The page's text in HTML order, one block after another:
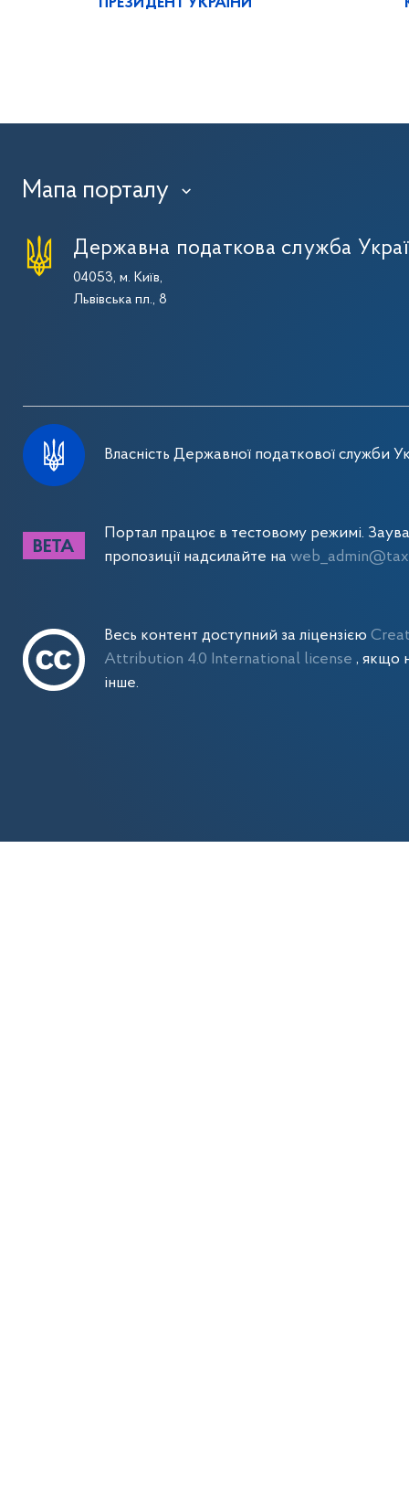
ПРЕЗИДЕНТ УКРАЇНИ
Мапа порталу ›
Державна податкова служба
04053, м. Київ,
Львівська пл., 8
Власність Державної податкової служби
Портал працює в тестовому режимі.
пропозиції надсилайте на
Весь контент доступний за ліцензією
Attribution 4.0 International license, якщо
інше.